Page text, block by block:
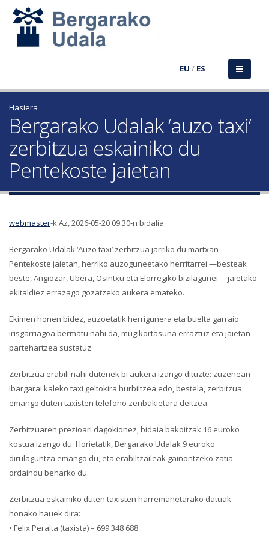
EU / ES
Hasiera
Bergarako Udalak ‘auzo taxi’
zerbitzua eskainiko du
Pentekoste jaietan
webmaster-k Az, 2026-05-20 09:30-n bidalia
Bergarako Udalak ‘Auzo taxi’ zerbitzua jarriko du martxan
Pentekoste jaietan, herriko auzoguneetako herritarrei —besteak
beste, Angiozar, Ubera, Osintxu eta Elorregiko bizilagunei— jaietako
ekitaldiez errazago gozatzeko aukera emateko.
Ekimen honen bidez, auzoetatik herrigunera eta buelta garraio
irisgarriagoa bermatu nahi da, mugikortasuna erraztuz eta jaietan
partehartzea sustatuz.
Zerbitzua erabili nahi dutenek bi aukera izango dituzte: zuzenean
Ibargarai kaleko taxi geltokira hurbiltzea edo, bestela, zerbitzua
emango duten taxisten telefono zenbakietara deitzea.
Zerbitzuaren prezioari dagokionez, bidaia bakoitzak 16 euroko
kostua izango du. Horietatik, Bergarako Udalak 9 euroko
dirulaguntza emango du, eta erabiltzaileak gainontzeko zatia
ordaindu beharko du.
Zerbitzua eskainiko duten taxisten harremanetarako datuak
honako hauek dira:
• Felix Peralta (taxista) – 699 348 688